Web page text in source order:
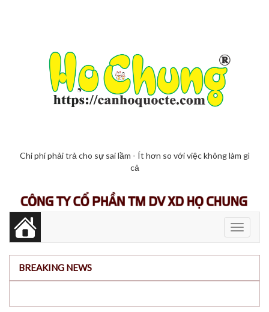
Chi phí phải trả cho sự sai lầm - Ít hơn so với việc không làm gì
cả
Toggle
BREAKING NEWS